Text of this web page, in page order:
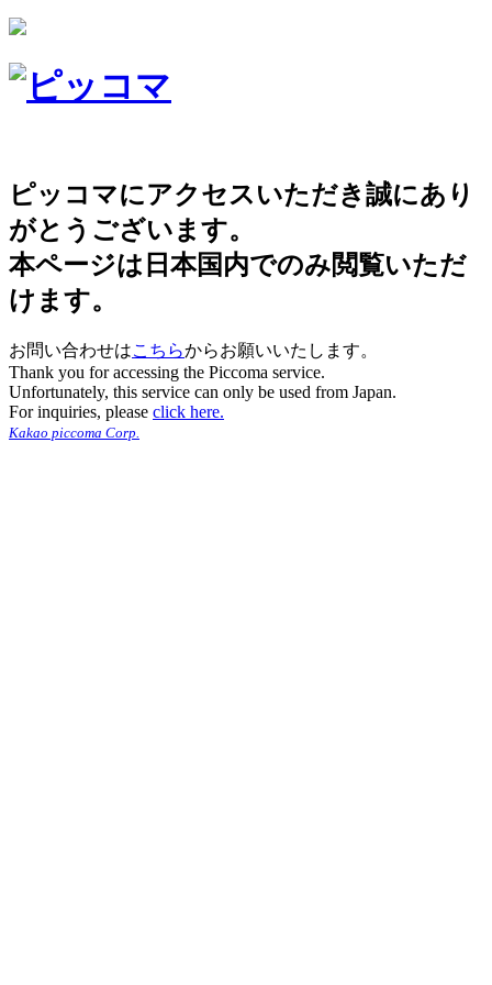
ピッコマにアクセスいただき誠にあり
がとうございます。
本ページは日本国内でのみ閲覧いただ
けます。
お問い合わせはこちらからお願いいたします。
Thank you for accessing the Piccoma service.
Unfortunately, this service can only be used from Japan.
For inquiries, please click here.
Kakao piccoma Corp.